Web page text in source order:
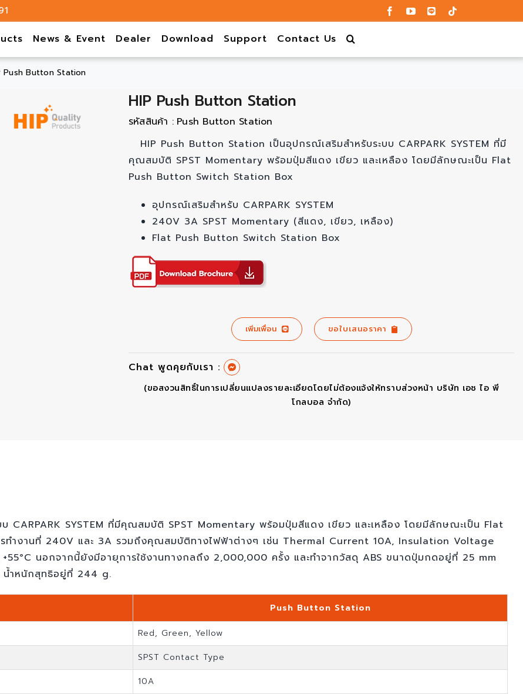
News & Event Dealer Download Support Contact Us
Push Button Station
HIP Push Button Station
รหัสสินค้า : Push Button Station
HIP Push Button Station เป็นอุปกรณ์เสริมสำหรับระบบ CARPARK SYSTEM ที่มี
คุณสมบัติ SPST Momentary พร้อมปุ่มสีแดง เขียว และเหลือง โดยมีลักษณะเป็น Flat
Push Button Switch Station Box
อุปกรณ์เสริมสำหรับ CARPARK SYSTEM
240V 3A SPST Momentary (สีแดง, เขียว, เหลือง)
Flat Push Button Switch Station Box
เพิ่มเพื่อน ขอใบเสนอราคา
Chat พูดคุยกับเรา :
(ขอสงวนสิทธิ์ในการเปลี่ยนแปลงรายละเอียดโดยไม่ต้องแจ้งให้ทราบส่วงหน้า บริษัท เอช ไอ พี
โกลบอล จำกัด)
CARPARK SYSTEM ที่มีคุณสมบัติ SPST Momentary พร้อมปุ่มสีแดง เขียว และเหลือง โดยมีลักษณะเป็น Flat
ทำงานที่ 240V และ 3A รวมถึงคุณสมบัติทางไฟฟ้าต่างๆ เช่น Thermal Current 10A, Insulation Voltage
นอกจากนี้ยังมีอายุการใช้งานทางกลถึง 2,000,000 ครั้ง และทำจากวัสดุ ABS ขนาดปุ่มกดอยู่ที่ 25 mm
ำหนักสุทธิอยู่ที่ 244 g.
Push Button Station
Red, Green, Yellow
SPST Contact Type
10A